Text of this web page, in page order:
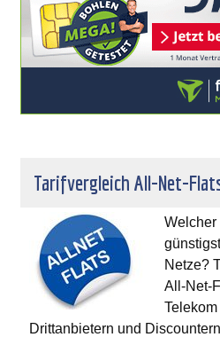
Tarifvergleich All-Net-
Welcher
Netze?
All-Net-
Drittanbietern und